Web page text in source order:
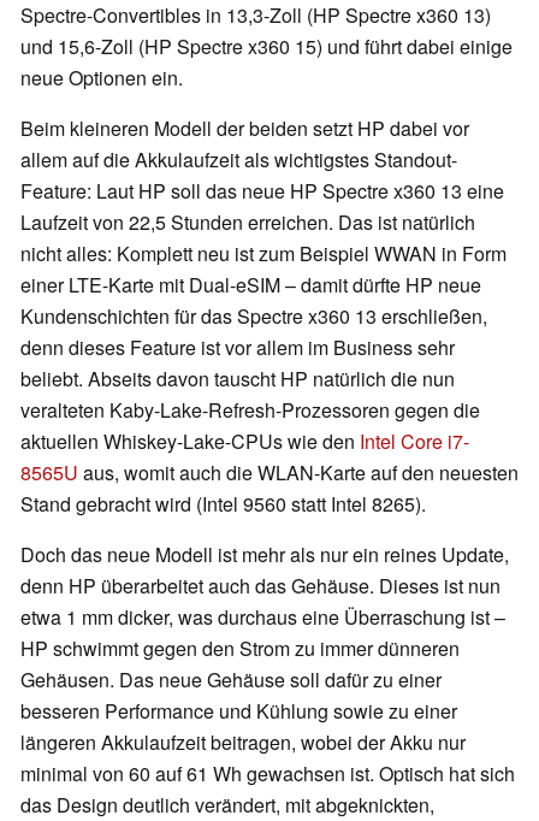
Spectre-Convertibles in 13,3-Zoll (HP Spectre x360 13)
und 15,6-Zoll (HP Spectre x360 15) und führt dabei einige
neue Optionen ein.
Beim kleineren Modell der beiden setzt HP dabei vor
allem auf die Akkulaufzeit als wichtigstes Standout-
Feature: Laut HP soll das neue HP Spectre x360 13 eine
Laufzeit von 22,5 Stunden erreichen. Das ist natürlich
nicht alles: Komplett neu ist zum Beispiel WWAN in Form
einer LTE-Karte mit Dual-eSIM – damit dürfte HP neue
Kundenschichten für das Spectre x360 13 erschließen,
denn dieses Feature ist vor allem im Business sehr
beliebt. Abseits davon tauscht HP natürlich die nun
veralteten Kaby-Lake-Refresh-Prozessoren gegen die
aktuellen Whiskey-Lake-CPUs wie den Intel Core i7-
8565U aus, womit auch die WLAN-Karte auf den neuesten
Stand gebracht wird (Intel 9560 statt Intel 8265).
Doch das neue Modell ist mehr als nur ein reines Update,
denn HP überarbeitet auch das Gehäuse. Dieses ist nun
etwa 1 mm dicker, was durchaus eine Überraschung ist –
HP schwimmt gegen den Strom zu immer dünneren
Gehäusen. Das neue Gehäuse soll dafür zu einer
besseren Performance und Kühlung sowie zu einer
längeren Akkulaufzeit beitragen, wobei der Akku nur
minimal von 60 auf 61 Wh gewachsen ist. Optisch hat sich
das Design deutlich verändert, mit abgeknickten,